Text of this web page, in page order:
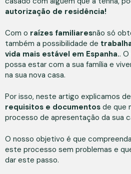
autorização de residência!
Com o raízes familiaresnão só
também a possibilidade de
vida mais estável em Espanha..
possa estar com a sua família e
na sua nova casa.
Por isso, neste artigo explicamos
requisitos e documentos de que
processo de apresentação da sua
O nosso objetivo é que
este processo sem problemas e
dar este passo.